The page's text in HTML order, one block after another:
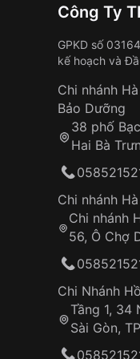
Công Ty
GPKD số
kế hoạch và
Chi nhánh
Bảo Dưỡng
38 phố
Hai Bà
Chi nhánh
Chi nhánh
56, Ô Chợ
Chi Nhánh
Tầng 1, 34
Sài Gòn,